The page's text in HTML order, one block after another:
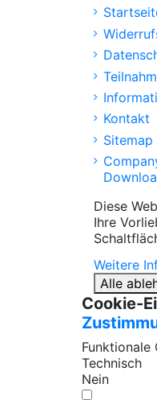
Kontakt
Sitemap
Diese
Ihre
Weitere
Alle
Cookie-
Funktionale
Technisch
Nein